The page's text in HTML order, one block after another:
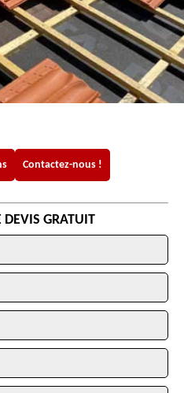
Contactez-nous !
GRATUIT